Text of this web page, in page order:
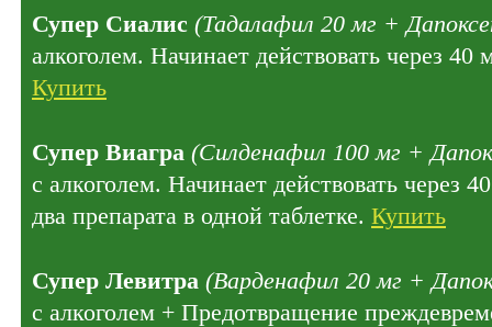
Супер Сиалис (Тадалафил 20 мг +
алкоголем. Начинает действовать через
Купить
Супер Виагра (Силденафил 100 мг +
с алкоголем. Начинает действовать через
два препарата в одной таблетке. Купить
Супер Левитра (Варденафил 20 мг +
с алкоголем + Предотвращение